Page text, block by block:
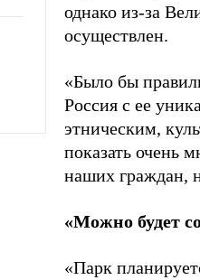
однако из-за
осуществлен.
«Было бы
Россия с ее
этническим,
показать очень
наших граждан,
«Можно будет
«Парк